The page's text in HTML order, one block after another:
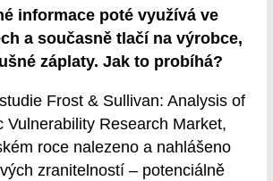
informace poté využívá ve
a současně tlačí na výrobce,
záplaty. Jak to probíhá?
Frost & Sullivan: Analysis of
Vulnerability Research Market,
roce nalezeno a nahlášeno
zranitelností – potenciálně